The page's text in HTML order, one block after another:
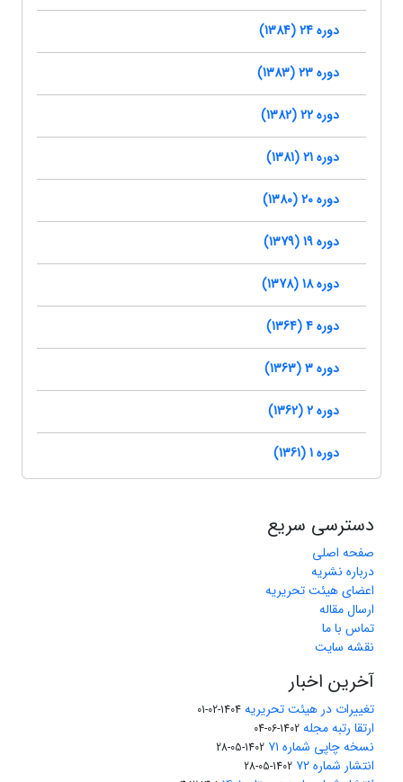
دوره 24 (1384)
دوره 23 (1383)
دوره 22 (1382)
دوره 21 (1381)
دوره 20 (1380)
دوره 19 (1379)
دوره 18 (1378)
دوره 4 (1364)
دوره 3 (1363)
دوره 2 (1362)
دوره 1 (1361)
دسترسی سریع
صفحه اصلی
درباره نشریه
اعضای هیئت تحریریه
ارسال مقاله
تماس با ما
نقشه سایت
آخرین اخبار
تغییرات در هیئت تحریریه 1404-02-01
ارتقا رتبه مجله 1402-06-04
نسخه چاپی شماره ۷۱ 1402-05-28
انتشار شماره ۷۲ 1402-05-28